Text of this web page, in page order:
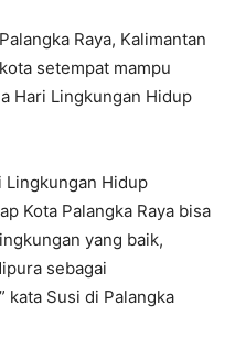
Raya, Kalimantan
setempat mampu
Hari Lingkungan Hidup
Lingkungan Hidup
Kota Palangka Raya bisa
yang baik,
sebagai
kata Susi di Palangka